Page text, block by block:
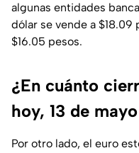
algunas entidades
dólar se vende a
$16.05 pesos.
¿En cuánto
hoy, 13 de
Por otro lado, el euro